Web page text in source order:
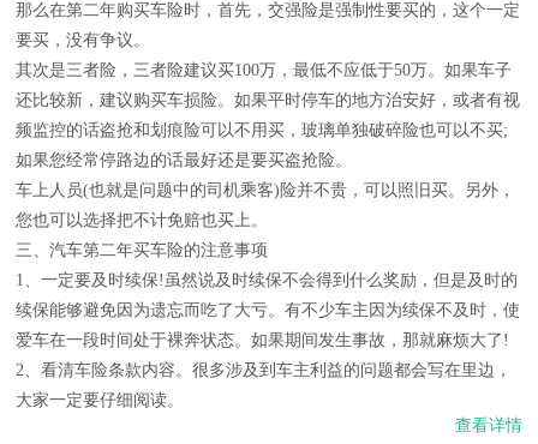
那么在第二年购买车险时，首先，交强险是强制性要买的，这个一定
要买，没有争议。
其次是三者险，三者险建议买100万，最低不应低于50万。如果车子
还比较新，建议购买车损险。如果平时停车的地方治安好，或者有视
频监控的话盗抢和划痕险可以不用买，玻璃单独破碎险也可以不买;
如果您经常停路边的话最好还是要买盗抢险。
车上人员(也就是问题中的司机乘客)险并不贵，可以照旧买。另外，
您也可以选择把不计免赔也买上。
三、汽车第二年买车险的注意事项
1、一定要及时续保!虽然说及时续保不会得到什么奖励，但是及时的
续保能够避免因为遗忘而吃了大亏。有不少车主因为续保不及时，使
爱车在一段时间处于裸奔状态。如果期间发生事故，那就麻烦大了!
2、看清车险条款内容。很多涉及到车主利益的问题都会写在里边，
大家一定要仔细阅读。
查看详情